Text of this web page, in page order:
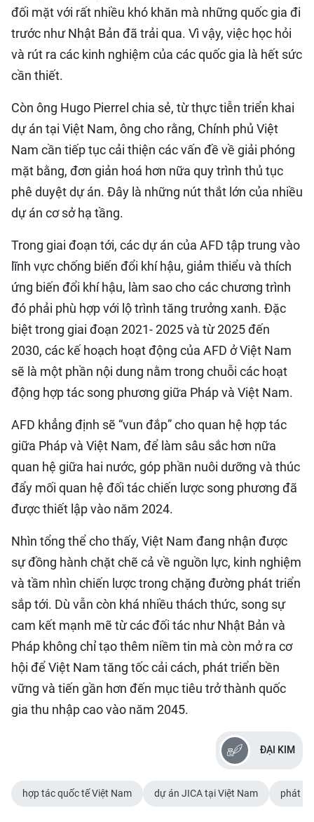
đối mặt với rất nhiều khó khăn mà những quốc gia đi
trước như Nhật Bản đã trải qua. Vì vậy, việc học hỏi
và rút ra các kinh nghiệm của các quốc gia là hết sức
cần thiết.
Còn ông Hugo Pierrel chia sẻ, từ thực tiễn triển khai
dự án tại Việt Nam, ông cho rằng, Chính phủ Việt
Nam cần tiếp tục cải thiện các vấn đề về giải phóng
mặt bằng, đơn giản hoá hơn nữa quy trình thủ tục
phê duyệt dự án. Đây là những nút thắt lớn của nhiều
dự án cơ sở hạ tầng.
Trong giai đoạn tới, các dự án của AFD tập trung vào
lĩnh vực chống biến đổi khí hậu, giảm thiểu và thích
ứng biến đổi khí hậu, làm sao cho các chương trình
đó phải phù hợp với lộ trình tăng trưởng xanh. Đặc
biệt trong giai đoạn 2021- 2025 và từ 2025 đến
2030, các kế hoạch hoạt động của AFD ở Việt Nam
sẽ là một phần nội dung nằm trong chuỗi các hoạt
động hợp tác song phương giữa Pháp và Việt Nam.
AFD khẳng định sẽ “vun đắp” cho quan hệ hợp tác
giữa Pháp và Việt Nam, để làm sâu sắc hơn nữa
quan hệ giữa hai nước, góp phần nuôi dưỡng và thúc
đẩy mối quan hệ đối tác chiến lược song phương đã
được thiết lập vào năm 2024.
Nhìn tổng thể cho thấy, Việt Nam đang nhận được
sự đồng hành chặt chẽ cả về nguồn lực, kinh nghiệm
và tầm nhìn chiến lược trong chặng đường phát triển
sắp tới. Dù vẫn còn khá nhiều thách thức, song sự
cam kết mạnh mẽ từ các đối tác như Nhật Bản và
Pháp không chỉ tạo thêm niềm tin mà còn mở ra cơ
hội để Việt Nam tăng tốc cải cách, phát triển bền
vững và tiến gần hơn đến mục tiêu trở thành quốc
gia thu nhập cao vào năm 2045.
ĐẠI KIM
hợp tác quốc tế Việt Nam dự án JICA tại Việt Nam phát